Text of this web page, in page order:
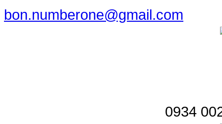
bon.numberone@gmail.com
0934